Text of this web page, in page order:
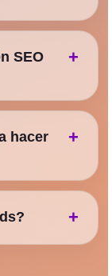
SEO
hacer